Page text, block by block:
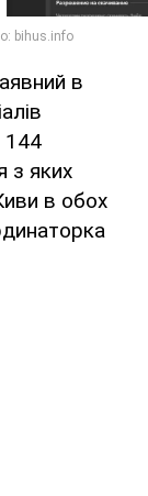
в
144
з яких
в обох